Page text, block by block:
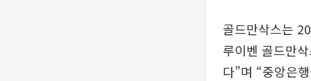
골드만삭스는
루이벤 골드만
다”며 “중앙은